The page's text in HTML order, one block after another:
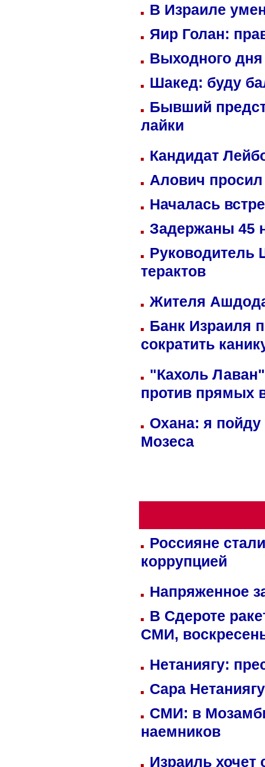
В Израиле
Яир Голан:
Выходного
Шакед: буду
Бывший
лайки
Кандидат
Алович просил
Началась
Задержаны 45
Руководитель
терактов
Жителя
Банк Израиля
сократить
"Кахоль
против прямых
Охана: я пойду
Мозеса
Россияне
коррупцией
Напряженное
В Сдероте
СМИ,
Нетаниягу:
Сара
СМИ: в
наемников
Израиль хочет